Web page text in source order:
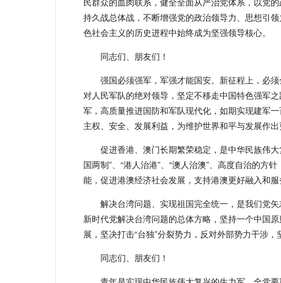
持久战总体战，不断增强党的政治领导力、思想引
色社会主义的历史进程中始终成为坚强领导核心。
同志们、朋友们！
强国必须强军，军强才能国安。新征程上，必
对人民军队的绝对领导，坚定不移走中国特色强军
军，高质量推进国防和军队现代化，如期实现建军
主权、安全、发展利益，为维护世界和平与发展作出
促进香港、澳门长期繁荣稳定，是中华民族伟
国两制”、“港人治港”、“澳人治澳”、高度自治的方
能，促进港澳经济社会发展，支持港澳更好融入和服
解决台湾问题、实现祖国完全统一，是我们党
新时代党解决台湾问题的总体方略，坚持一个中国
展，坚决打击“台独”分裂势力，反对外部势力干涉，
同志们、朋友们！